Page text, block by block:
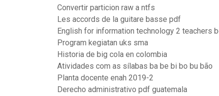
Convertir particion raw a ntfs
Les accords de la guitare basse pdf
English for information technology 2 teachers
Program kegiatan uks sma
Historia de big cola en colombia
Atividades com as sílabas ba be bi bo bu bão
Planta docente enah 2019-2
Derecho administrativo pdf guatemala